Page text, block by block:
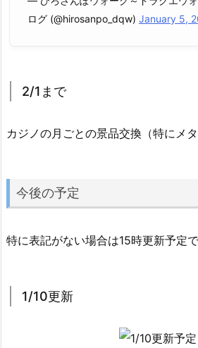
ログ (@hirosanpo_dqw) January 5,
2/1まで
カジノの月ごとの景品交換（特にメタ
今後の予定
特に表記がない場合は15時更新予定で
1/10更新